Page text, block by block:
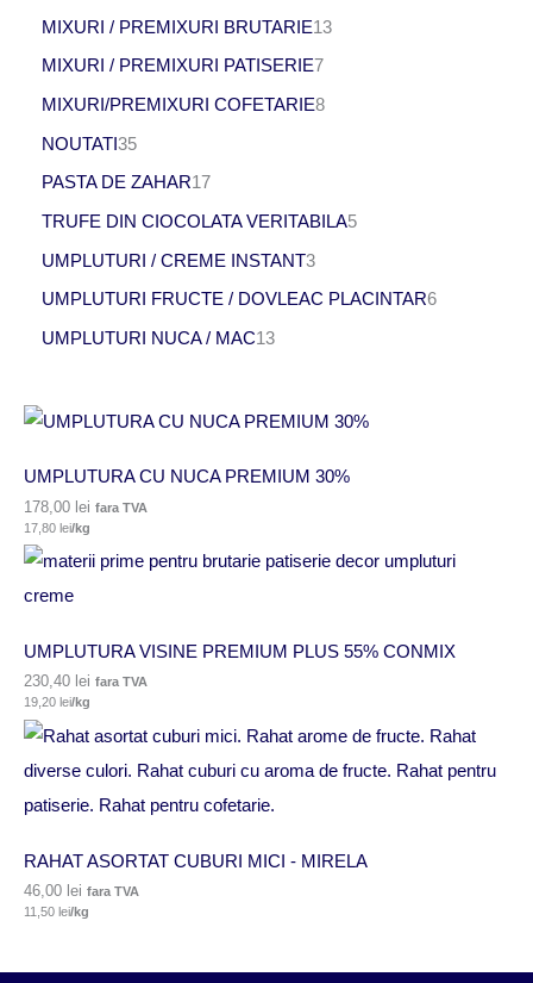
MIXURI / PREMIXURI BRUTARIE13
MIXURI / PREMIXURI PATISERIE7
MIXURI/PREMIXURI COFETARIE8
NOUTATI 35
PASTA DE ZAHAR17
TRUFE DIN CIOCOLATA VERITABILA5
UMPLUTURI / CREME INSTANT3
UMPLUTURI FRUCTE / DOVLEAC PLACINTAR6
UMPLUTURI NUCA / MAC13
UMPLUTURA CU NUCA PREMIUM 30%
178,00 lei fara TVA
17,80 lei/kg
UMPLUTURA VISINE PREMIUM PLUS 55% CONMIX
230,40 lei fara TVA
19,20 lei/kg
RAHAT ASORTAT CUBURI MICI - MIRELA
46,00 lei fara TVA
11,50 lei/kg